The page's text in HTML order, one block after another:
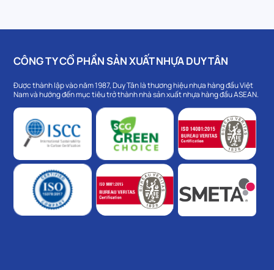
CÔNG TY CỔ PHẦN SẢN XUẤT NHỰA DUY TÂN
Được thành lập vào năm 1987, Duy Tân là thương hiệu nhựa hàng đầu Việt
Nam và hướng đến mục tiêu trở thành nhà sản xuất nhựa hàng đầu ASEAN.